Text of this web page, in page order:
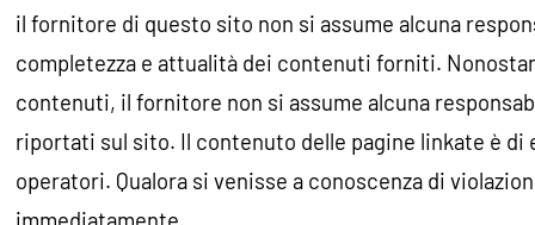
il fornitore di questo sito non si assume alcuna
completezza e attualità dei contenuti forniti.
contenuti, il fornitore non si assume alcuna
riportati sul sito. Il contenuto delle pagine linkate è di
operatori. Qualora si venisse a conoscenza di